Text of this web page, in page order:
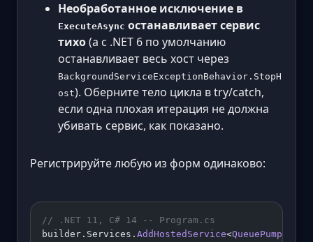
Необработанное исключение в
ExecuteAsync останавливает сервис
тихо(а с .NET 6 по умолчанию
останавливает весь хост через
BackgroundServiceExceptionBehavior.StopH
ost). Оберните тело цикла в try/catch,
если одна плохая итерация не должна
убивать сервис, как показано.
Регистрируйте любую из форм одинаково:
// .NET 11, C# 14 -- Program.cs
builder.Services. AddHostedService<QueuePump